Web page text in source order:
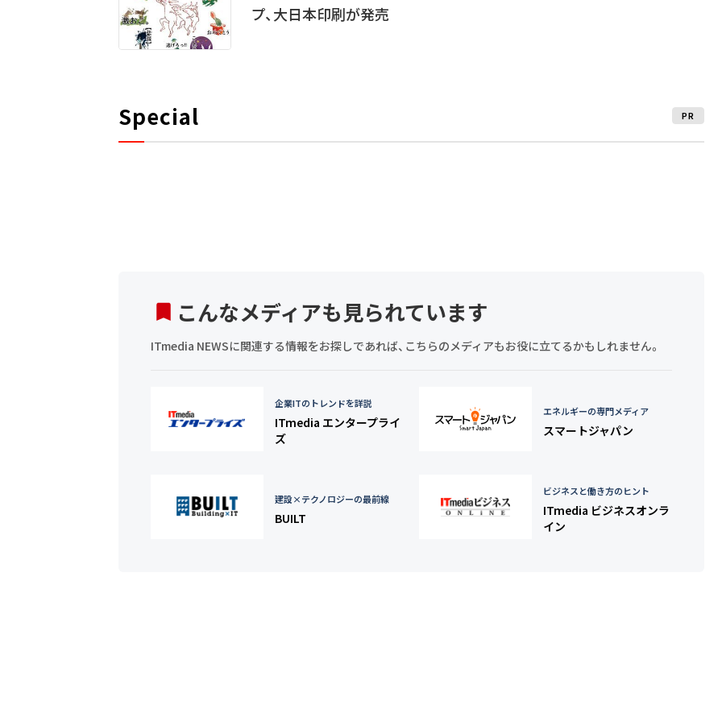
プ、大日本印刷が発売
Special PR
こんなメディアも見られています
ITmedia NEWSに関連する情報をお探しであれば、こちらのメディアもお役に立てるかもしれません。
企業ITのトレンドを詳説
ITmedia エンタープライ
ズ
エネルギーの専門メディア
スマートジャパン
建設×テクノロジーの最前線
BUILT
ビジネスと働き方のヒント
ITmedia ビジネスオンラ
イン